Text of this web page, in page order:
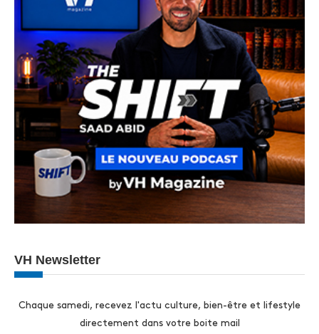
VH Newsletter
Chaque samedi, recevez l'actu culture, bien-être et lifestyle
directement dans votre boite mail